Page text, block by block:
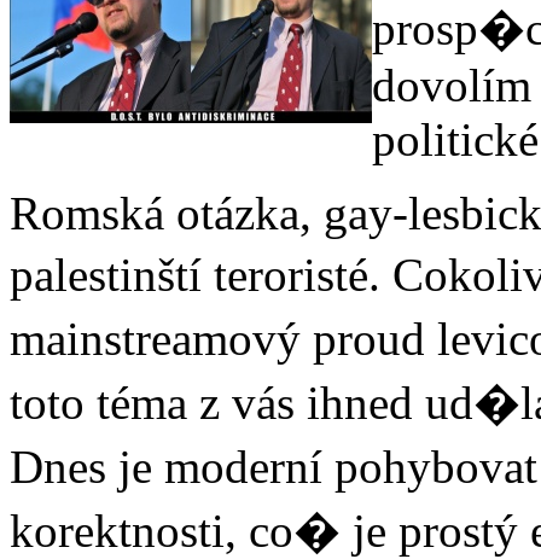
dovolím
Romská otázka, gay-
palestinští teroristé.
mainstreamový proud
toto téma z vás ihned
Dnes je moderní
korektnosti, co� je prostý